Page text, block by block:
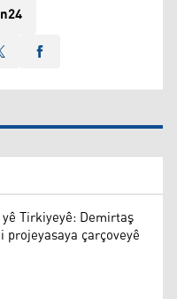
Tirkiyeyê: Demirtaş
projeyasaya çarçoveyê